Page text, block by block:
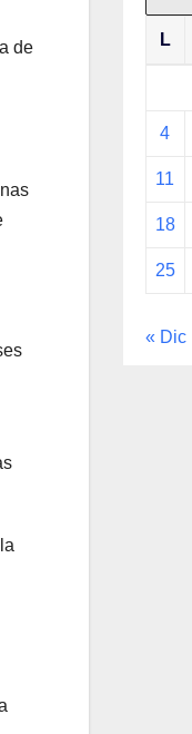
de L
4
11
18
25
« Dic